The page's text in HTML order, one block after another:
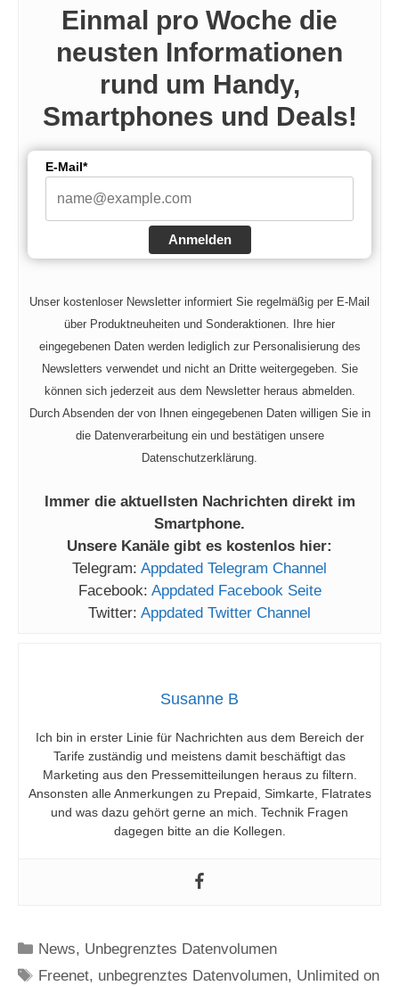
Einmal pro Woche die
neusten Informationen
rund um Handy,
Smartphones und Deals!
E-Mail*
Anmelden
Unser kostenloser Newsletter informiert Sie regelmäßig per E-Mail
über Produktneuheiten und Sonderaktionen. Ihre hier
eingegebenen Daten werden lediglich zur Personalisierung des
Newsletters verwendet und nicht an Dritte weitergegeben. Sie
können sich jederzeit aus dem Newsletter heraus abmelden.
Durch Absenden der von Ihnen eingegebenen Daten willigen Sie in
die Datenverarbeitung ein und bestätigen unsere
Datenschutzerklärung.
Immer die aktuellsten Nachrichten direkt im
Smartphone.
Unsere Kanäle gibt es kostenlos hier:
Telegram: Appdated Telegram Channel
Facebook: Appdated Facebook Seite
Twitter: Appdated Twitter Channel
Susanne B
Ich bin in erster Linie für Nachrichten aus dem Bereich der
Tarife zuständig und meistens damit beschäftigt das
Marketing aus den Pressemitteilungen heraus zu filtern.
Ansonsten alle Anmerkungen zu Prepaid, Simkarte, Flatrates
und was dazu gehört gerne an mich. Technik Fragen
dagegen bitte an die Kollegen.
Kategorien
News, Unbegrenztes Datenvolumen
Schlagwörter
Freenet, unbegrenztes Datenvolumen, Unlimited on